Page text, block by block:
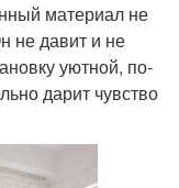
материал не
не давит и не
уютной, по-
дарит чувство